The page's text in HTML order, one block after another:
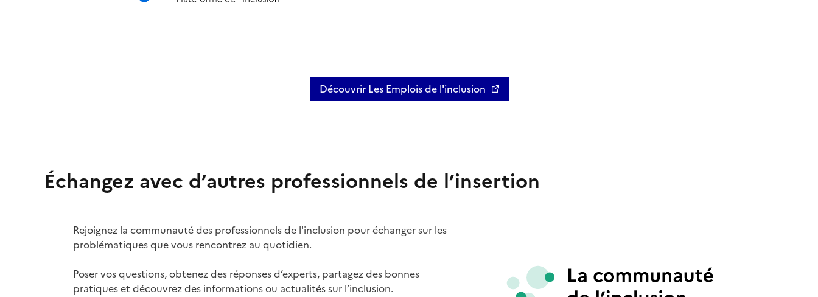
Découvrir Les Emplois de l'inclusion
Ouvre une nouvelle fenêtre
Échangez avec d’autres professionnels de l’insertion
Rejoignez la communauté des professionnels de l'inclusion pour échanger sur les
problématiques que vous rencontrez au quotidien.
Poser vos questions, obtenez des réponses d’experts, partagez des bonnes
pratiques et découvrez des informations ou actualités sur l’inclusion.